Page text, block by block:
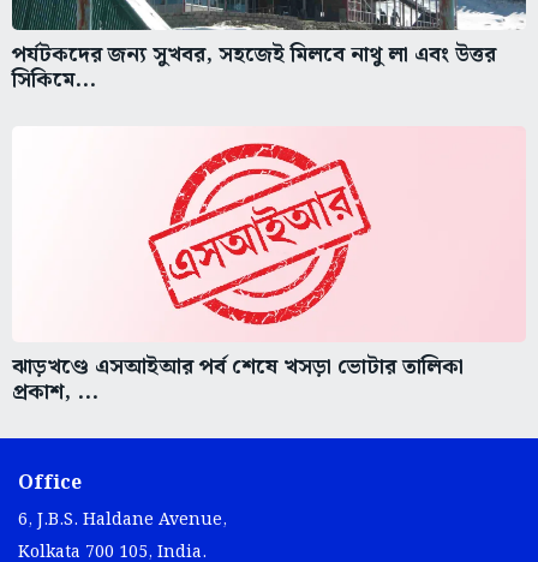
পর্যটকদের জন্য সুখবর, সহজেই মিলবে নাথু লা এবং উত্তর
সিকিমে...
ঝাড়খণ্ডে এসআইআর পর্ব শেষে খসড়া ভোটার তালিকা
প্রকাশ, ...
Office
6, J.B.S. Haldane Avenue,
Kolkata 700 105, India.